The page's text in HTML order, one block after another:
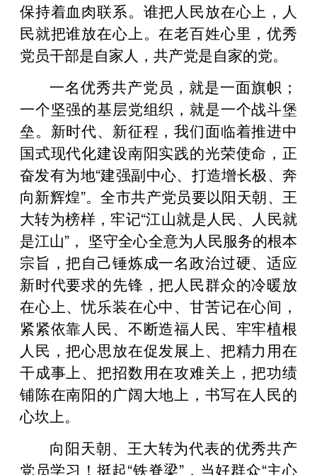
保持着血肉联系。谁把人民放在心上，人
民就把谁放在心上。在老百姓心里，优秀
党员干部是自家人，共产党是自家的党。
一名优秀共产党员，就是一面旗帜；
一个坚强的基层党组织，就是一个战斗堡
垒。新时代、新征程，我们面临着推进中
国式现代化建设南阳实践的光荣使命，正
奋发有为地“建强副中心、打造增长极、奔
向新辉煌”。全市共产党员要以阳天朝、王
大转为榜样，牢记“江山就是人民、人民就
是江山”， 坚守全心全意为人民服务的根本
宗旨，把自己锤炼成一名政治过硬、适应
新时代要求的先锋，把人民群众的冷暖放
在心上、忧乐装在心中、甘苦记在心间，
紧紧依靠人民、不断造福人民、牢牢植根
人民，把心思放在促发展上、把精力用在
干成事上、把招数用在攻难关上，把功绩
铺陈在南阳的广阔大地上，书写在人民的
心坎上。
向阳天朝、王大转为代表的优秀共产
党员学习！挺起“铁脊梁”，当好群众“主心